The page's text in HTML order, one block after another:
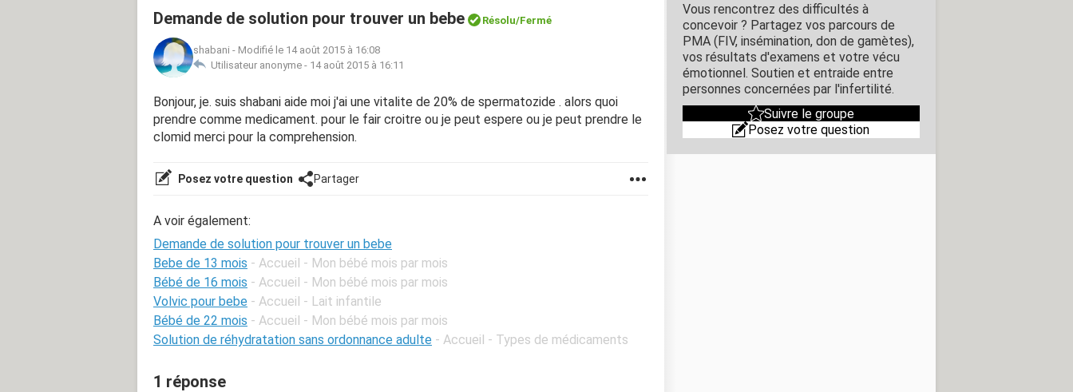
Demande de solution pour trouver un bebe Résolu/Fermé
shabani - Modifié le 14 août 2015 à 16:08
Utilisateur anonyme - 14 août 2015 à 16:11
Bonjour, je. suis shabani aide moi j'ai une vitalite de 20% de spermatozide . alors quoi
prendre comme medicament. pour le fair croitre ou je peut espere ou je peut prendre le
clomid merci pour la comprehension.
Posez votre question Partager
A voir également:
Demande de solution pour trouver un bebe
Bebe de 13 mois - Accueil - Mon bébé mois par mois
Bébé de 16 mois - Accueil - Mon bébé mois par mois
Volvic pour bebe - Accueil - Lait infantile
Bébé de 22 mois - Accueil - Mon bébé mois par mois
Solution de réhydratation sans ordonnance adulte - Accueil - Types de médicaments
1 réponse
Vous rencontrez des difficultés à
concevoir ? Partagez vos parcours de
PMA (FIV, insémination, don de gamètes),
vos résultats d'examens et votre vécu
émotionnel. Soutien et entraide entre
personnes concernées par l'infertilité.
Suivre le groupe
Posez votre question